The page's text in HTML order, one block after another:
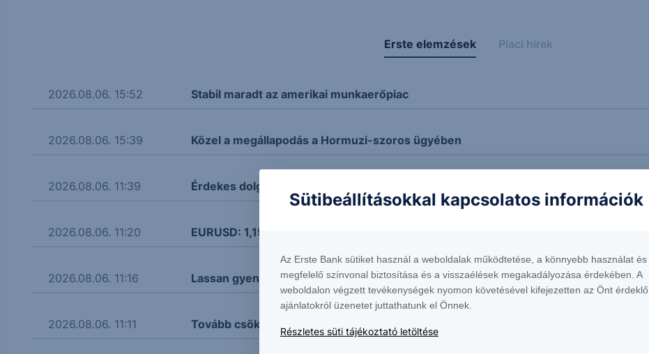
Erste elemzések Piaci hírek
2026.08.06. 15:52 Stabil maradt az amerikai munkaerőpiac
2026.08.06. 15:39 Közel a megállapodás a Hormuzi-szoros ügyében
2026.08.06. 11:39 Érdekes dolgokat mondott az OTP!
2026.08.06. 11:20 EURUSD: 1,155 körül a kurzus
2026.08.06. 11:16 Lassan gyengül a forint
2026.08.06. 11:11 Tovább csökken a kőolaj ára
Sütibeállításokkal kapcsolatos információk
Az Erste Bank sütiket használ a weboldalak működtetése, a könnyebb használat és
megfelelő színvonal biztosítása és a visszaélések megakadályozása érdekében. A
weboldalon végzett tevékenységek nyomon követésével kifejezetten az Önt érdeklő
ajánlatokról üzenetet juttathatunk el Önnek.
Részletes süti tájékoztató letöltése